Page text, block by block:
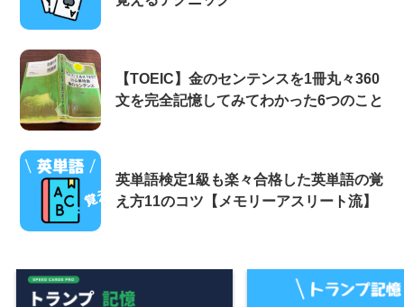
【TOEIC】金のセンテンスを1冊丸々360
文を完全記憶してみてわかった6つのこと
英単語検定1級も楽々合格した英単語の覚
え方11のコツ【メモリーアスリート流】